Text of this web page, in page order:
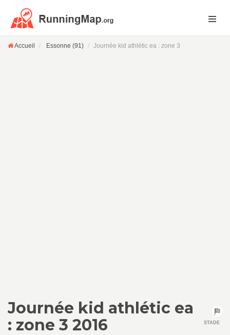
Accueil Essonne (91) Journée kid athlétic ea : zone 3
Journée kid athlétic ea
: zone 3 2016
STADE